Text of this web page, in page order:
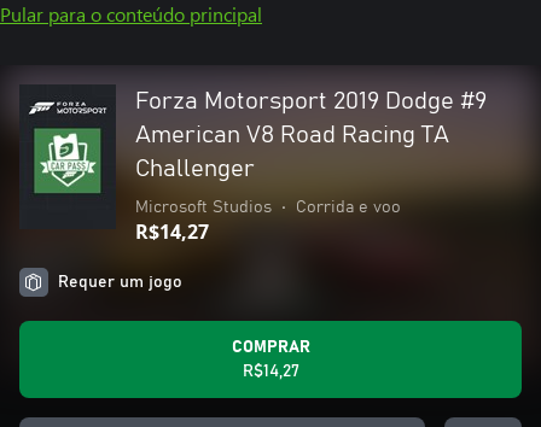
Pular para o conteúdo principal
Forza Motorsport 2019 Dodge #9
American V8 Road Racing TA
Challenger
Microsoft Studios • Corrida e voo
R$14,27
Requer um jogo
COMPRAR
R$14,27